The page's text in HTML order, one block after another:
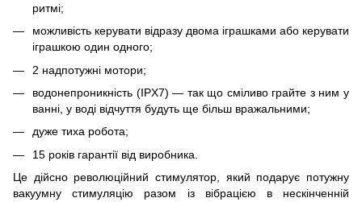
ритмі;
можливість керувати відразу двома іграшками або керувати
іграшкою один одного;
2 надпотужні мотори;
водонепроникність (IPX7) — так що сміливо грайте з ним у
ванні, у воді відчуття будуть ще більш вражальними;
дуже тиха робота;
15 років гарантії від виробника.
Це дійсно революційний стимулятор, який подарує потужну
вакуумну стимуляцію разом із вібрацією в нескінченній